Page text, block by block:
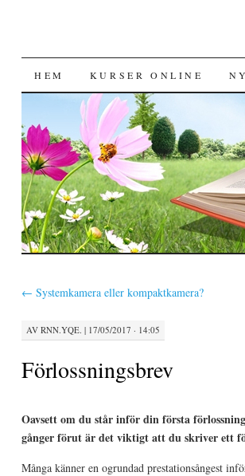
HOPPA TILL INNEHÅLL
HEM KURSER ONLINE
← Systemkamera eller kompaktkamera?
AV RNN.YQE. | 17/05/2017 · 14:05
Förlossningsbrev
Oavsett om du står inför din första
gånger förut är det viktigt att du skriver ett
Många känner en ogrundad prestationsångest